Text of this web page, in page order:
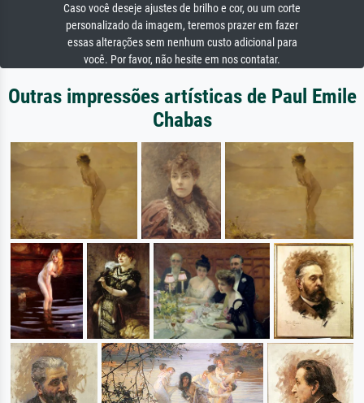
Caso você deseje ajustes de brilho e cor, ou um corte
personalizado da imagem, teremos prazer em fazer
essas alterações sem nenhum custo adicional para
você. Por favor, não hesite em nos contatar.
Outras impressões artísticas de Paul Emile
Chabas